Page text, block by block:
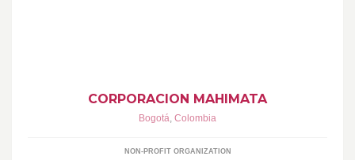
CORPORACION MAHIMATA
Bogotá, Colombia
NON-PROFIT ORGANIZATION